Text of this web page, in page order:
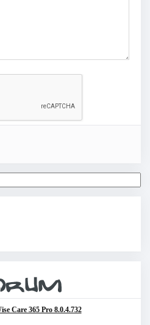
Care 365 Pro 8.0.4.732